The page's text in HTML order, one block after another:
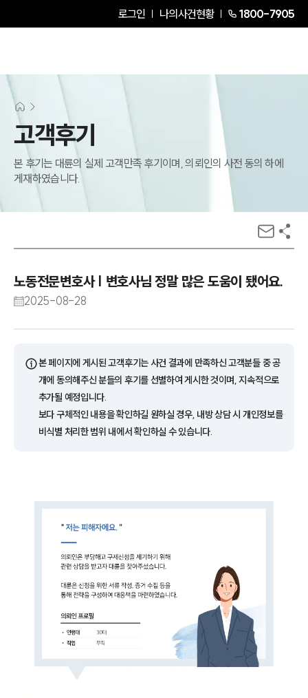
로그인 나의사건현황 1800-7905
고객후기
본 후기는 대륜의 실제 고객만족 후기이며, 의뢰인의 사전 동의 하에
게재하였습니다.
노동전문변호사 | 변호사님 정말 많은 도움이 됐어요.
2025-08-28
ⓘ본 페이지에 게시된 고객후기는 사건 결과에 만족하신 고객분들 중 공
개에 동의해주신 분들의 후기를 선별하여 게시한 것이며, 지속적으로
추가될 예정입니다.
보다 구체적인 내용을 확인하길 원하실 경우, 내방 상담 시 개인정보를
비식별 처리한 범위 내에서 확인하실 수 있습니다.